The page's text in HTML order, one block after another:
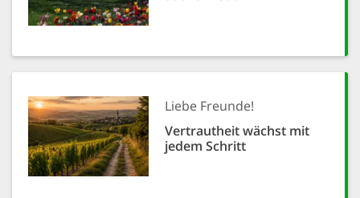
Liebe Freunde!
Vertrautheit wächst mit
jedem Schritt